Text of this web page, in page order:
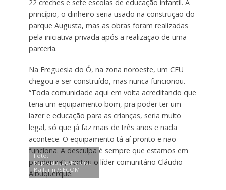
22 creches e sete escolas de educação infantil. A
princípio, o dinheiro seria usado na construção do
parque Augusta, mas as obras foram realizadas
pela iniciativa privada após a realização de uma
parceria.
Na Freguesia do Ó, na zona noroeste, um CEU
chegou a ser construído, mas nunca funcionou.
“Toda comunidade aqui em volta acreditando que
teria um equipamento bom, pra poder ter um
lazer e educação para as crianças, seria muito
legal, só que já faz mais de três anos e nada
acontece. O equipamento tá aí pronto e não
funciona. A desculpa é sempre que estamos em
pandemia”, contou o líder comunitário Cláudio
Albuquerque.
Foto:
Reprodução/Heloísa
Ballarini/SECOM